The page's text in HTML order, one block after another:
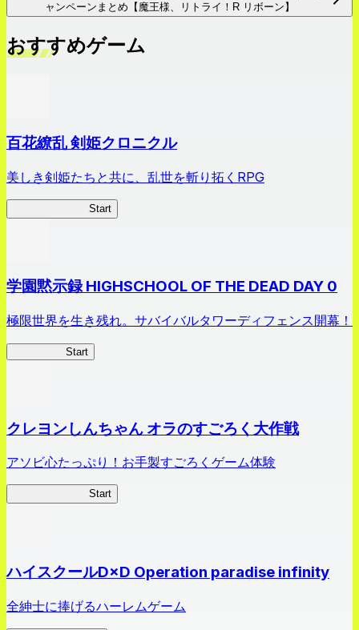
ャンペーンまとめ【魔王様、リトライ！R リボーン】
おすすめゲーム
百花繚乱 剣姫クロニクル
美しき剣姫たちと共に、乱世を斬り拓くRPG
Start
学園黙示録 HIGHSCHOOL OF THE DEAD DAY 0
極限世界を生き残れ。サバイバルタワーディフェンス開幕！
Start
クレヨンしんちゃん オラのすごろく大作戦
アソビ心たっぷり！お手製すごろくゲーム体験
Start
ハイスクールD×D Operation paradise infinity
全紳士に捧げるハーレムゲーム